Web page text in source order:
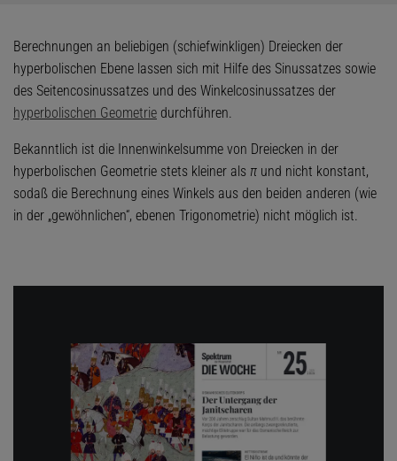
Berechnungen an beliebigen (schiefwinkligen) Dreiecken der
hyperbolischen Ebene lassen sich mit Hilfe des Sinussatzes sowie
des Seitencosinussatzes und des Winkelcosinussatzes der
hyperbolischen Geometrie durchführen.
Bekanntlich ist die Innenwinkelsumme von Dreiecken in der
hyperbolischen Geometrie stets kleiner als π und nicht konstant,
sodaß die Berechnung eines Winkels aus den beiden anderen (wie
in der „gewöhnlichen“, ebenen Trigonometrie) nicht möglich ist.